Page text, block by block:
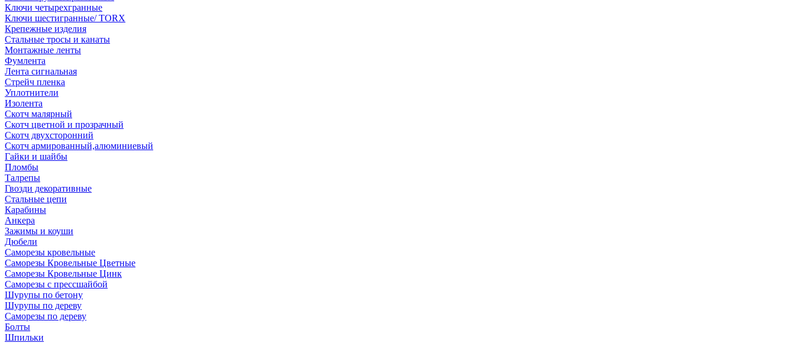
Ключи четырехгранные
Ключи шестигранные/ TORX
Крепежные изделия
Стальные тросы и канаты
Монтажные ленты
Фумлента
Лента сигнальная
Стрейч пленка
Уплотнители
Изолента
Скотч малярный
Скотч цветной и прозрачный
Скотч двухсторонний
Скотч армированный,алюминиевый
Гайки и шайбы
Пломбы
Талрепы
Гвозди декоративные
Стальные цепи
Карабины
Анкера
Зажимы и коуши
Дюбели
Саморезы кровельные
Саморезы Кровельные Цветные
Саморезы Кровельные Цинк
Саморезы с прессшайбой
Шурупы по бетону
Шурупы по дереву
Саморезы по дереву
Болты
Шпильки